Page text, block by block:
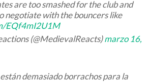
are too smashed for the club and
negotiate with the bouncers like
EQf4mI2U1M
(@MedievalReacts)marzo 16,
demasiado borrachos para la